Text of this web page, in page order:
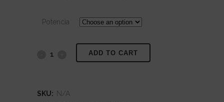
€2.655,00
Potencia
ULTIMA
quantity
ADD TO CART
SKU: N/A